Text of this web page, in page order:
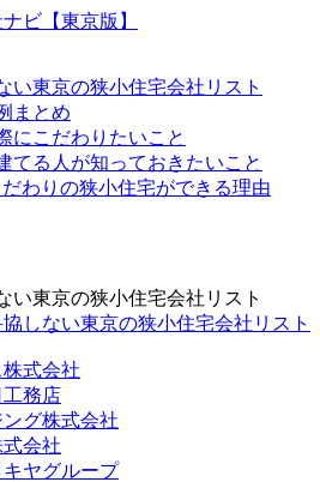
ビ 【東京版】
い東京の狭小住宅会社リスト
まとめ
にこだわりたいこと
てる人が知っておきたいこと
だわりの狭小住宅ができる理由
い東京の狭小住宅会社リスト
しない東京の狭小住宅会社リスト
式会社
務店
グ株式会社
会社
ヤグループ